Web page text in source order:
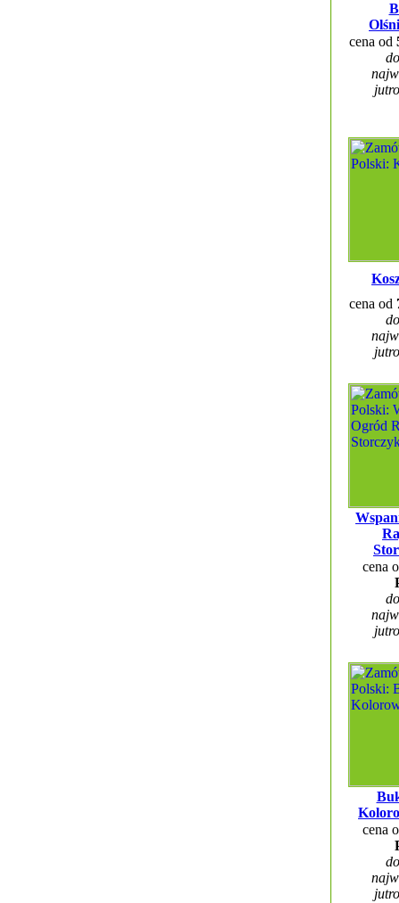
cena od
cena od
cena
cena